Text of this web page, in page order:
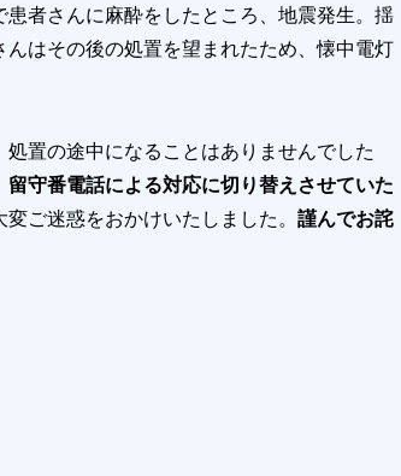
者さんに麻酔をしたところ、地震発生。揺
はその後の処置を望まれたため、懐中電灯
置の途中になることはありませんでした
留守番電話による対応に切り替えさせていた
変ご迷惑をおかけいたしました。 謹んでお詫